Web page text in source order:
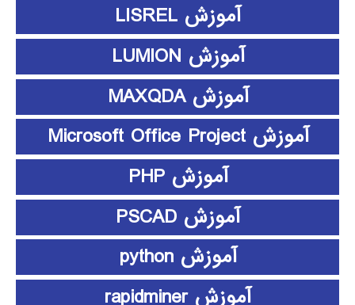
آموزش LISREL
آموزش LUMION
آموزش MAXQDA
آموزش Microsoft Office Project
آموزش PHP
آموزش PSCAD
آموزش python
آموزش rapidminer